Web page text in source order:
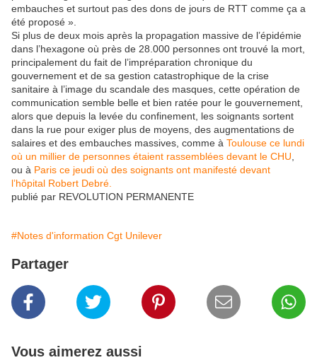
embauches et surtout pas des dons de jours de RTT comme ça a
été proposé ».
Si plus de deux mois après la propagation massive de l’épidémie
dans l’hexagone où près de 28.000 personnes ont trouvé la mort,
principalement du fait de l’impréparation chronique du
gouvernement et de sa gestion catastrophique de la crise
sanitaire à l’image du scandale des masques, cette opération de
communication semble belle et bien ratée pour le gouvernement,
alors que depuis la levée du confinement, les soignants sortent
dans la rue pour exiger plus de moyens, des augmentations de
salaires et des embauches massives, comme à Toulouse ce lundi
où un millier de personnes étaient rassemblées devant le CHU
ou à Paris ce jeudi où des soignants ont manifesté devant
l’hôpital Robert Debré.
publié par REVOLUTION PERMANENTE
#Notes d'information Cgt Unilever
Partager
Vous aimerez aussi